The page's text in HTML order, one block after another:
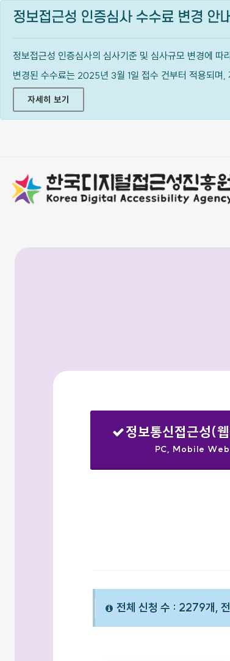
정보접근성 인증심사 수수료 변경 안내
정보접근성 인증심사의 심사기준 및 심사규모 변경에 따
변경된 수수료는 2025년 3월 1일 접수 건부터 적용되며
자세히 보기
정보통신접근성(
PC, Mobile Web
전체 신청 수 : 2279개,